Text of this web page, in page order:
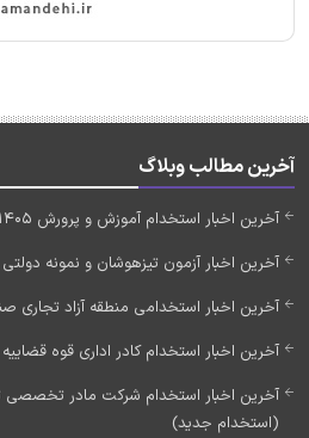
آخرین مطالب وبلاگ
آخرین اخبار استخدام آموزش و پرورش 1405 (به زودی)
آخرین اخبار آزمون تیزهوشان و نمونه دولتی
آخرین اخبار استخدامی منطقه آزاد تجاری
آخرین اخبار استخدام کادر اداری قوه قضاییه 1405 (به زودی)
(استخدام جدید)